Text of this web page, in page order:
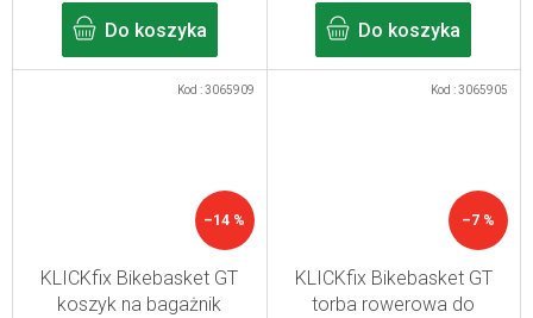
Do koszyka Do koszyka
–14 %
KLICKfix Bikebasket GT
koszyk na bagażnik
Kod :3065909
–7 %
KLICKfix Bikebasket GT
torba rowerowa do
Kod :3065905